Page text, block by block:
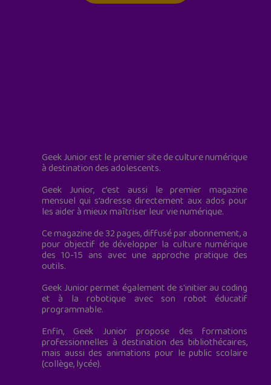
Geek Junior est le premier site de culture numérique
à destination des adolescents.
Geek Junior, c’est aussi le premier magazine
mensuel qui s’adresse directement aux ados pour
les aider à mieux maîtriser leur vie numérique.
Ce magazine de 32 pages, diffusé par abonnement, a
pour objectif de développer la culture numérique
des 10-15 ans avec une approche pratique des
outils.
Geek Junior permet également de s'initier au coding
et à la robotique avec son robot éducatif
programmable.
Enfin, Geek Junior propose des formations
professionnelles à destination des bibliothécaires,
mais aussi des animations pour le public scolaire
(collège, lycée).